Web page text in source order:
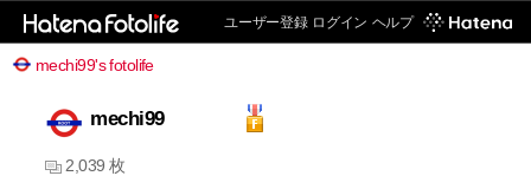
ユーザー登録 ログイン ヘルプ
mechi99's fotolife
mechi99
2,039 枚